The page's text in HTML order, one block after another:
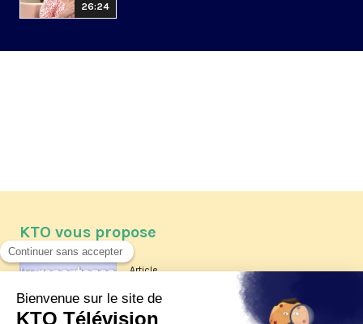
26:24
KTO vous propose
Article
Les reportages d'été 2026 de KTO